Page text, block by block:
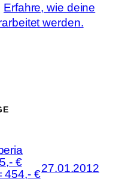
Erfahre, wie deine
werden.
€
454,- €27.01.2012